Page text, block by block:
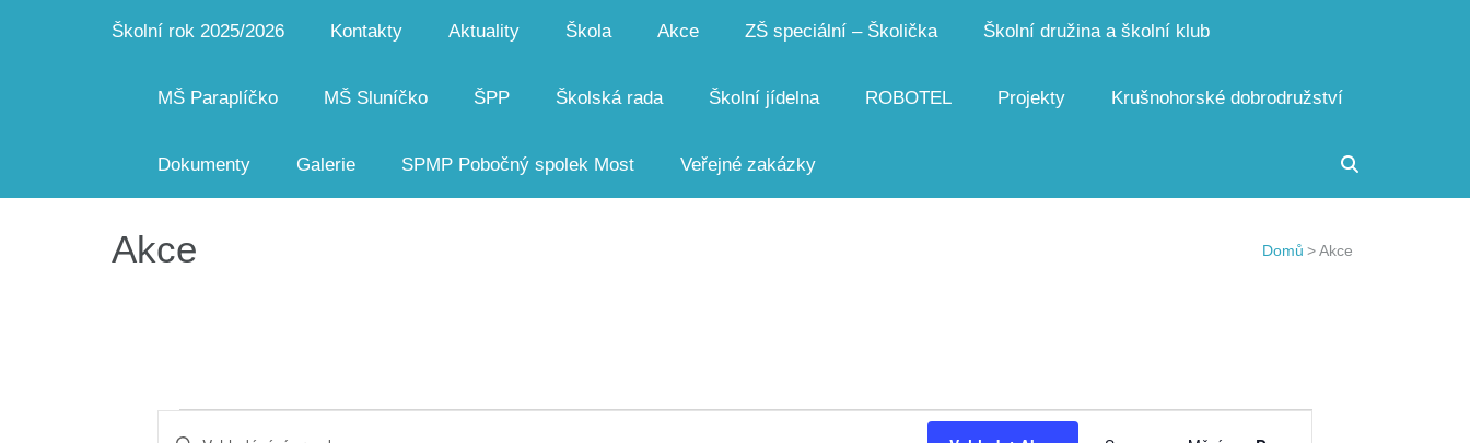
Školní rok 2025/2026 Kontakty Aktuality Škola Akce ZŠ speciální – Školička Školní družina a školní klub
MŠ Paraplíčko MŠ Sluníčko ŠPP Školská rada Školní jídelna ROBOTEL Projekty Krušnohorské dobrodružství
Dokumenty Galerie SPMP Pobočný spolek Most Veřejné zakázky
Akce Domů >Akce
Akce
Enter